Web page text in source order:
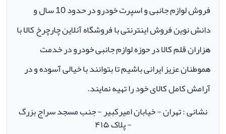
فروش لوازم جانبی و اسپرت خودرو در حدود 10 سال و
دانش نوین فروش اینترنتی با فروشگاه آنلاین چارچرخ کالا با
هزاران قلم کالا در حوزه لوازم جانبی خودرو در خدمت
هموطنان عزیز ایرانی باشیم تا بتوانند با خیالی آسوده و در
آرامش کامل کالای خود را تهیه نمایند.
نشانی : تهران - خیابان امیرکبیر - جنب مسجد سراج بزرگ
- پلاک ۴۱۵